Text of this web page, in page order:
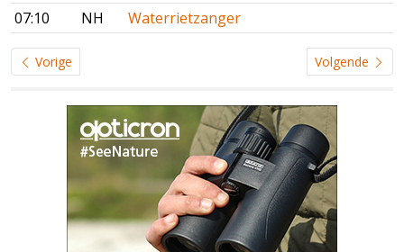
07:10
NH Waterrietzanger
Vorige Volgende